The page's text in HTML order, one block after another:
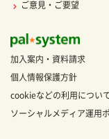
ご意見・ご要望
加入案内・資料請求
個人情報保護方針
cookieなどの利用につい
ソーシャルメディア運用